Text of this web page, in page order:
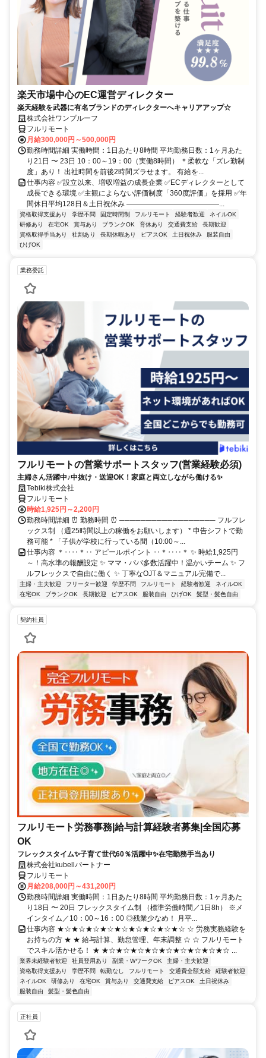
楽天市場中心のEC運営ディレクター
楽天経験を武器に有名ブランドのディレクターへキャリアアップ☆
株式会社ワンプルーフ
フルリモート
月給300,000円～500,000円
勤務時間詳細 実働時間：1日あたり8時間 平均勤務日数：1ヶ月あた
り21日 〜 23日 10：00～19：00（実働8時間） ＊柔軟な「ズレ勤制
度」あり！ 出社時間を前後2時間ズラせます。 有給を...
仕事内容 ✅設立以来、増収増益の成長企業 ✅ECディレクターとして
成長できる環境 ✅主観によらない評価制度「360度評価」を採用 ✅年
間休日平均128日＆土日祝休み ―――――――――――――...
資格取得支援あり 学歴不問 固定時間制 フルリモート 経験者歓迎
ネイルOK
研修あり
在宅OK 賞与あり ブランクOK 育休あり 交通費支給
長期歓迎
資格取得手当あり
社割あり 長期休暇あり ピアスOK 土日祝休み
服装自由
ひげOK
業務委託
フルリモートの営業サポートスタッフ(営業経験必須)
主婦さん活躍中♪中抜け・送迎OK！家庭と両立しながら働ける✨
Tebiki株式会社
フルリモート
時給1,925円～2,200円
勤務時間詳細 ⏰ 勤務時間 ⏰ ────────────────── フルフレ
ックス制 （週25時間以上の稼働をお願いします） * 申告シフトで勤
務可能 * 「子供が学校に行っている間（10:00～...
仕事内容 ＊‥‥＊‥ アピールポイント ‥＊‥‥＊ ✨ 時給1,925円
～！高水準の報酬設定 ✨ ママ・パパ多数活躍中！温かいチーム ✨ フ
ルフレックスで自由に働く ✨ 丁寧なOJT＆マニュアル完備で...
主婦・主夫歓迎 フリーター歓迎 学歴不問 フルリモート 経験者歓迎
ネイルOK
在宅OK
ブランクOK 長期歓迎 ピアスOK 服装自由 ひげOK 髪型・髪色自由
契約社員
フルリモート労務事務|給与計算経験者募集|全国応募
OK
フレックスタイム✨子育て世代60％活躍中✨在宅勤務手当あり
株式会社kubellパートナー
フルリモート
月給208,000円～431,200円
勤務時間詳細 実働時間：1日あたり8時間 平均勤務日数：1ヶ月あた
り18日 〜 20日 フレックスタイム制 （標準労働時間／1日8h） ※メ
インタイム／10：00～16：00 ◎残業少なめ！ 月平...
仕事内容 ★☆★☆★☆★☆★☆★☆★☆★☆★☆ ☆ 労務実務経験を
お持ちの方 ★ ★ 給与計算、勤怠管理、年末調整 ☆ ☆ フルリモート
でスキル活かせる！ ★ ★☆★☆★☆★☆★☆★☆★☆★☆★☆ ...
業界未経験者歓迎 社員登用あり 副業・WワークOK
主婦・主夫歓迎
資格取得支援あり
学歴不問 転勤なし フルリモート 交通費全額支給
経験者歓迎
ネイルOK
研修あり 在宅OK 賞与あり 交通費支給 ピアスOK
土日祝休み
服装自由
髪型・髪色自由
正社員